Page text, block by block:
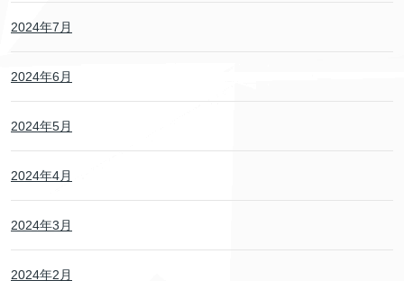
2024年7月
2024年6月
2024年5月
2024年4月
2024年3月
2024年2月